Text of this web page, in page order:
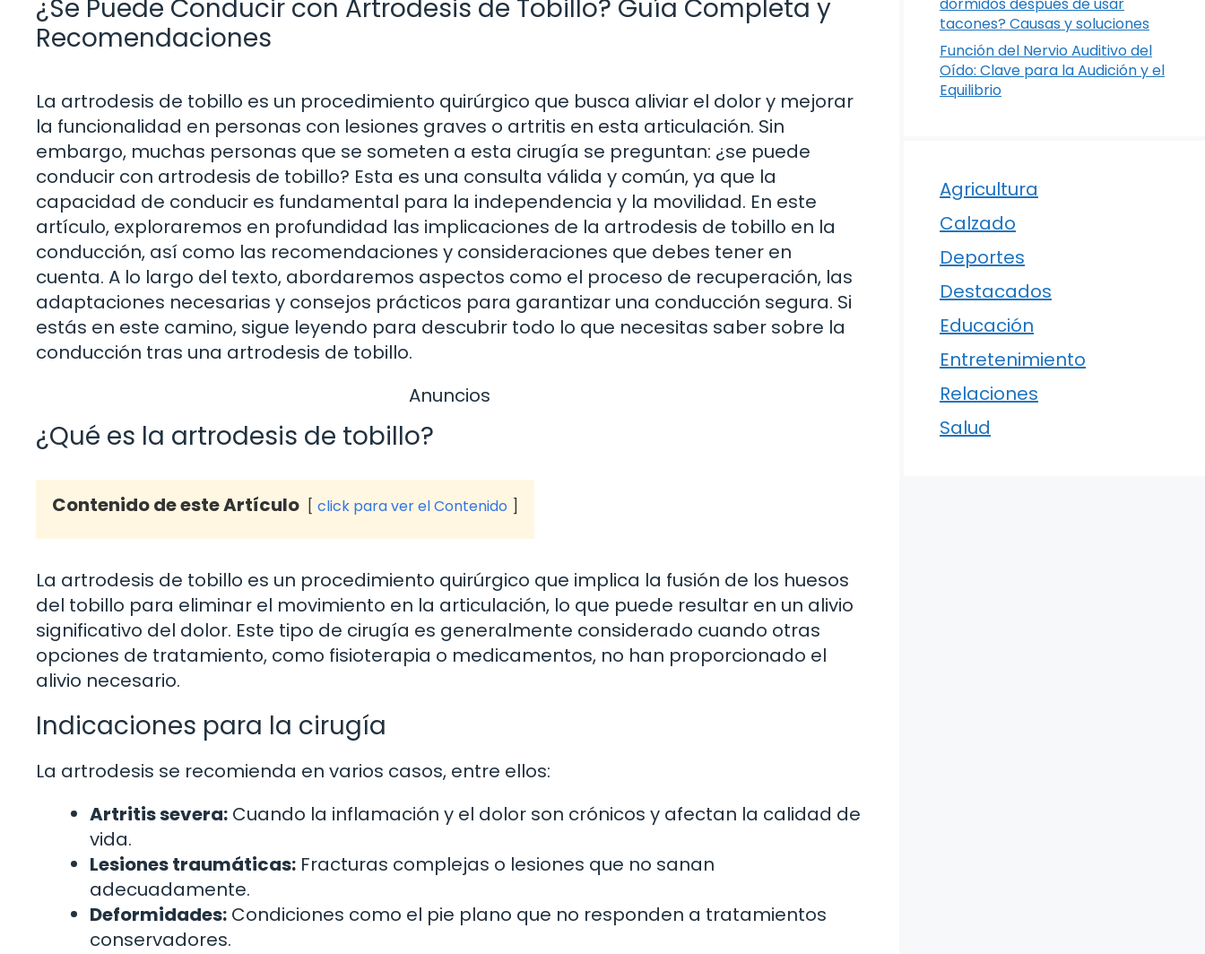
¿Se Puede Conducir con Artrodesis de Tobillo? Guía Completa y
Recomendaciones
La artrodesis de tobillo es un procedimiento quirúrgico que busca aliviar el dolor y mejorar
la funcionalidad en personas con lesiones graves o artritis en esta articulación. Sin
embargo, muchas personas que se someten a esta cirugía se preguntan: ¿se puede
conducir con artrodesis de tobillo? Esta es una consulta válida y común, ya que la
capacidad de conducir es fundamental para la independencia y la movilidad. En este
artículo, exploraremos en profundidad las implicaciones de la artrodesis de tobillo en la
conducción, así como las recomendaciones y consideraciones que debes tener en
cuenta. A lo largo del texto, abordaremos aspectos como el proceso de recuperación, las
adaptaciones necesarias y consejos prácticos para garantizar una conducción segura. Si
estás en este camino, sigue leyendo para descubrir todo lo que necesitas saber sobre la
conducción tras una artrodesis de tobillo.
Anuncios
¿Qué es la artrodesis de tobillo?
Contenido de este Artículo click para ver el Contenido
La artrodesis de tobillo es un procedimiento quirúrgico que implica la fusión de los huesos
del tobillo para eliminar el movimiento en la articulación, lo que puede resultar en un alivio
significativo del dolor. Este tipo de cirugía es generalmente considerado cuando otras
opciones de tratamiento, como fisioterapia o medicamentos, no han proporcionado el
alivio necesario.
Indicaciones para la cirugía
La artrodesis se recomienda en varios casos, entre ellos:
Artritis severa: Cuando la inflamación y el dolor son crónicos y afectan la calidad de
vida.
Lesiones traumáticas: Fracturas complejas o lesiones que no sanan
adecuadamente.
Deformidades: Condiciones como el pie plano que no responden a tratamientos
conservadores.
tacones? Causas y soluciones
Función del Nervio Auditivo del
Oído: Clave para la Audición y el
Equilibrio
Agricultura
Calzado
Deportes
Destacados
Educación
Entretenimiento
Relaciones
Salud